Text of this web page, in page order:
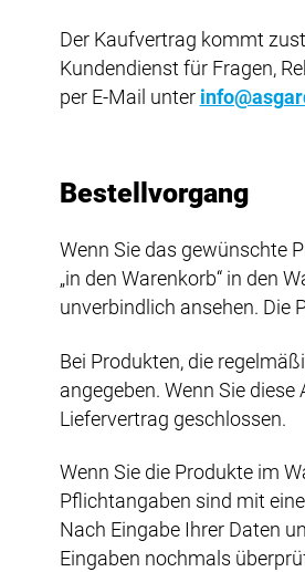
Der Kaufvertrag kommt
Kundendienst für Fragen,
per E-Mail unter
Bestellvorgang
Wenn Sie das gewünschte
„in den Warenkorb“ in den
unverbindlich ansehen. Die
Bei Produkten, die
angegeben. Wenn Sie
Liefervertrag geschlossen.
Wenn Sie die Produkte im
Pflichtangaben sind mit
Nach Eingabe Ihrer Daten
Eingaben nochmals